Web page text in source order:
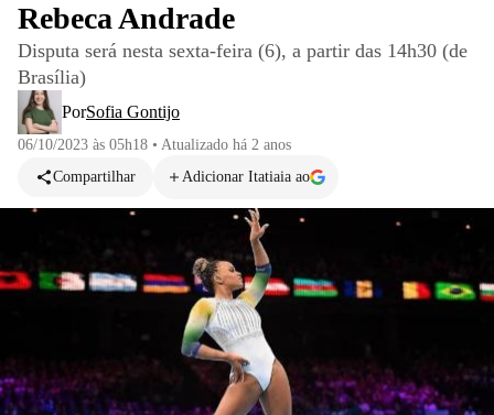
Rebeca Andrade
Disputa será nesta sexta-feira (6), a partir das 14h30 (de
Brasília)
PorSofia Gontijo
06/10/2023 às 05h18 • Atualizado há 2 anos
Compartilhar
Adicionar Itatiaia ao